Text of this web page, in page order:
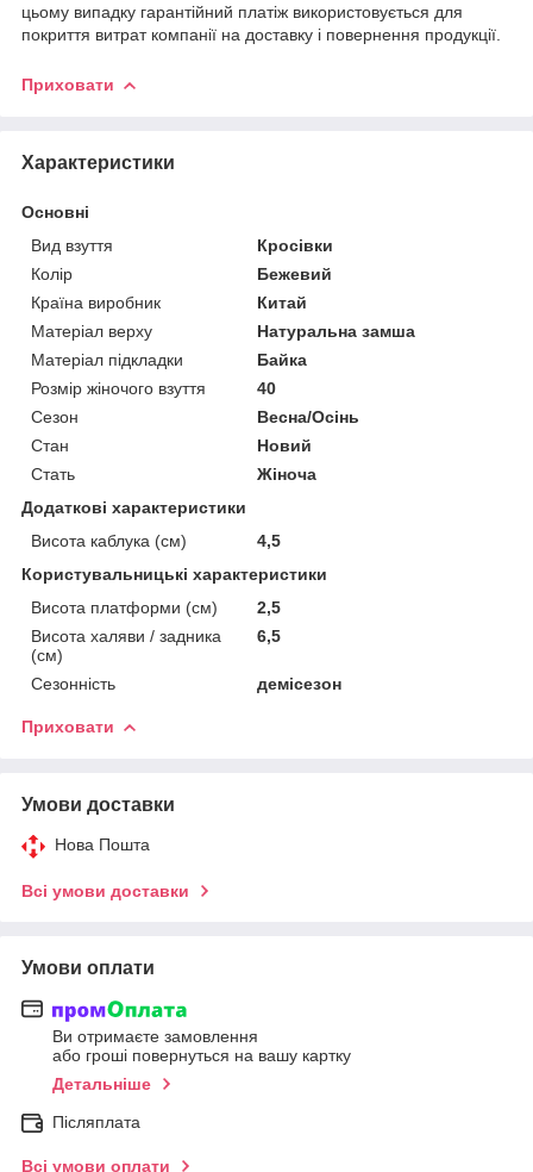
цьому випадку гарантійний платіж використовується для
покриття витрат компанії на доставку і повернення продукції.
Приховати
Характеристики
Основні
Вид взуття
Кросівки
Колір
Бежевий
Країна виробник
Китай
Матеріал верху
Натуральна замша
Матеріал підкладки
Байка
Розмір жіночого взуття
40
Сезон
Весна/Осінь
Стан
Новий
Стать
Жіноча
Додаткові характеристики
Висота каблука (см)
4,5
Користувальницькі характеристики
Висота платформи (см)
2,5
Висота халяви / задника
(см)
6,5
Сезонність демісезон
Приховати
Умови доставки
Нова Пошта
Всі умови доставки
Умови оплати
Ви отримаєте замовлення
або гроші повернуться на вашу картку
Детальніше
Післяплата
Всі умови оплати